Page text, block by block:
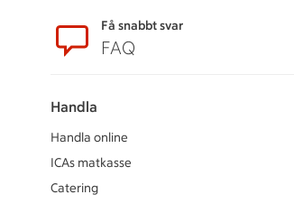
SidfotFå snabbt svar
FAQ
Handla
Handla online
ICAs matkasse
Catering